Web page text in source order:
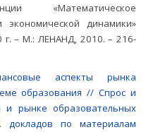
«Математическое
динамики»
г. – М.: ЛЕНАНД, 2010. – 216-
аспекты рынка
образования // Спрос и
рынке образовательных
докладов по материалам